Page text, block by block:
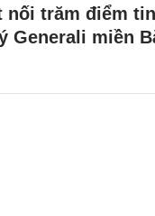
nối trăm điểm tin
Generali miền